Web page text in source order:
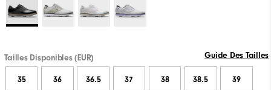
Tailles Disponibles (EUR) Guide Des Tailles
35 36 36.5 37 38 38.5 39